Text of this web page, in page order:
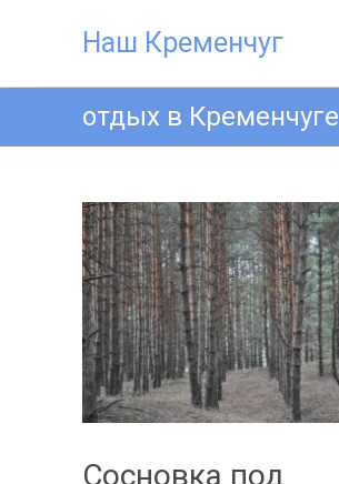
Наш Кременчуг
отдых в Кременчуге
Сосновка под